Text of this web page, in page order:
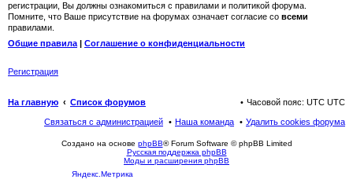
регистрации, Вы должны ознакомиться с правилами и политикой форума.
Помните, что Ваше присутствие на форумах означает согласие со всеми
правилами.
Общие правила | Соглашение о конфиденциальности
Регистрация
На главную Список форумов Часовой пояс: UTC UTC
Удалить cookies форума
Наша команда
Связаться с администрацией
Создано на основе phpBB® Forum Software © phpBB Limited
Русская поддержка phpBB
Моды и расширения phpBB